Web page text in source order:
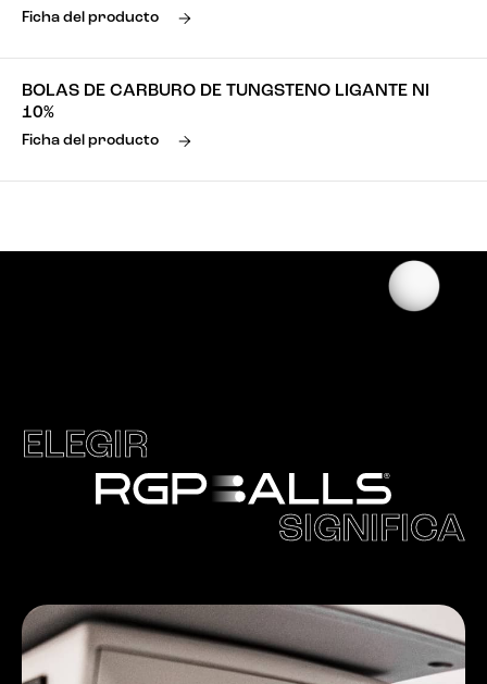
Ficha del producto
BOLAS DE CARBURO DE TUNGSTENO LIGANTE NI
10%
Ficha del producto
ELEGIR
SIGNIFICA